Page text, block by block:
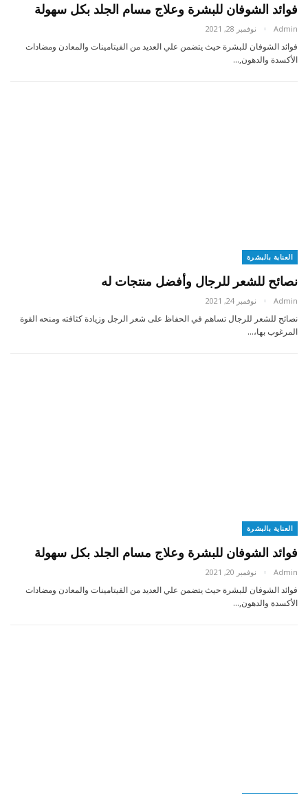
فوائد الشوفان للبشرة وعلاج مسام الجلد بكل سهولة
Admin نوفمبر 28, 2021
فوائد الشوفان للبشرة حيث يتضمن علي العديد من الفيتامينات والمعادن ومضادات
الأكسدة والدهون,…
العناية بالبشرة
نصائح للشعر للرجال وأفضل منتجات له
Admin نوفمبر 24, 2021
نصائح للشعر للرجال تساهم في الحفاظ على شعر الرجل وزيادة كثافته ومنحه القوة
المرغوب بها،…
العناية بالبشرة
فوائد الشوفان للبشرة وعلاج مسام الجلد بكل سهولة
Admin نوفمبر 20, 2021
فوائد الشوفان للبشرة حيث يتضمن علي العديد من الفيتامينات والمعادن ومضادات
الأكسدة والدهون,…